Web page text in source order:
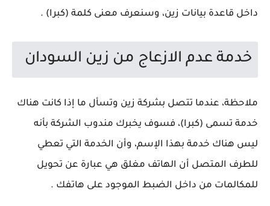
داخل قاعدة بيانات زين، وسنعرف معنى كلمة (كبرا) .
خدمة عدم الازعاج من زين السودان
ملاحظة، عندما تتصل بشركة زين وتسأل ما إذا كانت هناك
خدمة تسمى (كبرا)، فسوف يخبرك مندوب الشركة بأنه
ليس هناك خدمة بهذا الإسم، وأن الخدمة التي تعطي
للطرف المتصل أن الهاتف مغلق هي عبارة عن تحويل
للمكالمات من داخل الضبط الموجود على هاتفك .